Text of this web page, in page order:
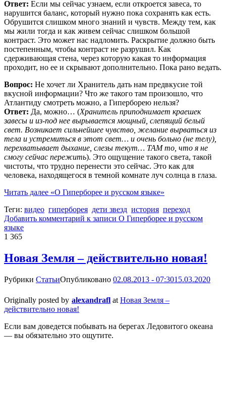
Ответ: Если мы сейчас узнаем, если откроется завеса, то
нарушится баланс, который нужно пока сохранять как есть.
Обрушится слишком много знаний и чувств. Между тем, как
мы жили тогда и как живем сейчас слишком большой
контраст. Это может нас надломить. Раскрытие должно быть
постепенным, чтобы контраст не разрушил. Как
сдерживающая стена, через которую какая то информация
проходит, но ее и скрывают дополнительно. Пока рано ведать.
Вопрос: Не хочет ли Хранитель дать нам предвкусие той
вкусной информации? Что же такого там произошло, что
Атлантиду смотреть можно, а Гиперборею нельзя?
Ответ: Да, можно… (Хранитель приподнимает краешек
завесы и из-под нее вырывается мощный, слепящий белый
свет. Возникает сильнейшее чувство, желание вырваться из
тела и устремиться в этот свет… и очень больно (не телу),
перехватывает дыхание, слезы текут… ТАМ то, что я не
смогу сейчас пережить). Это ощущение такого света, такой
чистоты, что трудно перенести это сейчас. Это как для
человека, находящегося в темной комнате луч солнца в глаза.
Читать далее «О Гиперборее и русском языке»
Теги: видео гиперборея дети звезд история переход
Добавить комментарий к записи О Гиперборее и русском
языке
1 365
Новая Земля – действительно новая!
Рубрики СтатьиОпубликовано 02.08.2013 - 07:3015.03.2020
Originally posted by alexandrafl at Новая Земля –
действительно новая!
Если вам доведется побывать на берегах Ледовитого океана
— вы обязательно это ощутите.